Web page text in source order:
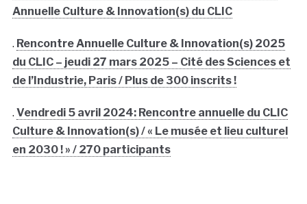
Annuelle Culture & Innovation(s) du CLIC
. Rencontre Annuelle Culture & Innovation(s) 2025
du CLIC – jeudi 27 mars 2025 – Cité des Sciences et
de l’Industrie, Paris / Plus de 300 inscrits !
. Vendredi 5 avril 2024: Rencontre annuelle du CLIC
Culture & Innovation(s) / « Le musée et lieu culturel
en 2030 ! » / 270 participants